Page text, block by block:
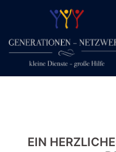
springen
EIN